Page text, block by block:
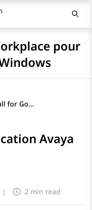
pour
Installation de l'application Avaya Call for Government
Avaya
| 2 min read